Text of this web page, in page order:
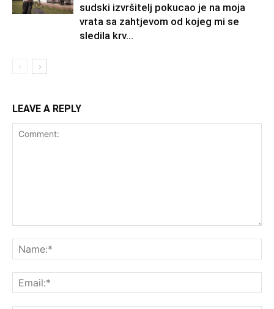
sudski izvršitelj pokucao je na moja
vrata sa zahtjevom od kojeg mi se
sledila krv...
LEAVE A REPLY